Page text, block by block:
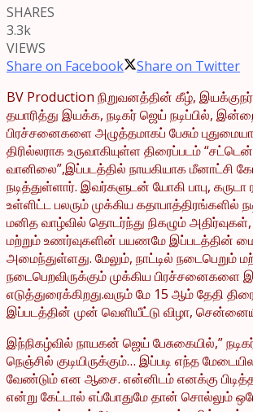
SHARES
3.3k
VIEWS
Share on Facebook
Share on Twitter
BV Production நிறுவனத்தின் கீழ், இயக்குநர்
தயாரித்து இயக்க, நடிகர் ஜெய் நடிப்பில்,
பிரச்சனைகளை அழுத்தமாகப் பேசும்
திரில்லராக உருவாகியுள்ள திரைப்படம்
வானிலை”,இப்படத்தில் நாயகியாக மீனாட்சி
நடித்துள்ளார். இவர்களுடன் யோகி பாபு,
உள்ளிட்ட பலரும் முக்கிய கதாபாத்திரங்களில்
மனித வாழ்வில் தொடர்ந்து நிகழும்
மற்றும் உணர்வுகளின் பயணமே இப்படத்தின்
அமைந்துள்ளது. மேலும், நாட்டில் நடைபெறும்
நடைபெறவிருக்கும் முக்கிய பிரச்சனைகளை
எடுத்துரைக்கிறது.வரும் மே 15 ஆம் தேதி
இப்படத்தின் முன் வெளியீட்டு விழா,
இந்நிகழ்வில் நாயகன் ஜெய் பேசுகையில்,”
நெஞ்சில் குடியிருக்கும்… இப்படி எந்த
வேண்டும் என ஆசை. என்னிடம் எனக்கு
என்று கேட்டால் எப்போதுமே தான் சொல்லும்